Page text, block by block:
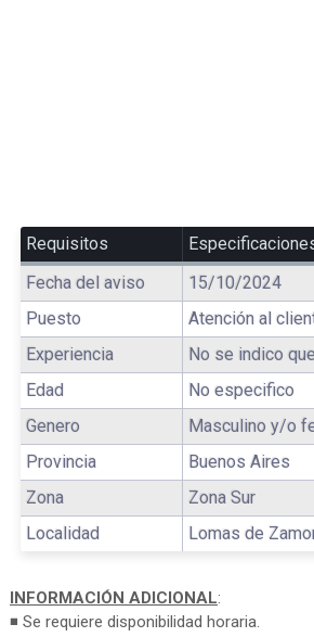
Requisitos
Fecha del aviso
15/10/2024
Puesto
Atención al
Experiencia
No se indico
Edad
No especifico
Genero
Masculino y/o
Provincia
Buenos Aires
Zona
Zona Sur
Localidad
Lomas de
INFORMACIÓN ADICIONAL:
◾ Se requiere disponibilidad horaria.